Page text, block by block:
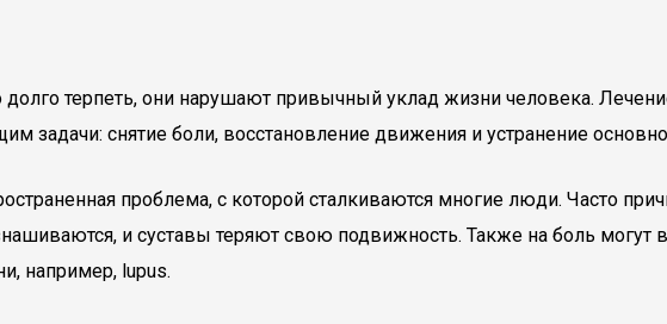
терпеть, они нарушают привычный уклад жизни человека.
задачи: снятие боли, восстановление движения и устранение
проблема, с которой сталкиваются многие люди. Часто
и суставы теряют свою подвижность. Также на боль могут
например, lupus.